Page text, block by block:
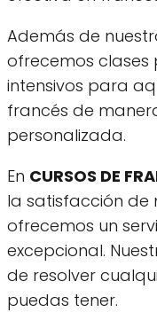
Además de
ofrecemos clases
intensivos para
francés de
personalizada.
En CURSOS DE
la satisfacción de
ofrecemos un
excepcional.
de resolver
puedas tener.